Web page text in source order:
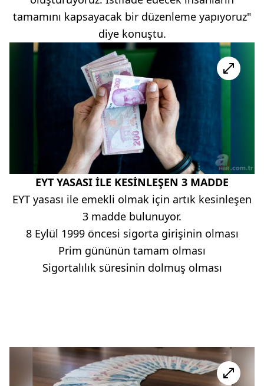
tamamını kapsayacak bir düzenleme yapıyoruz"
diye konuştu.
EYT YASASI İLE KESİNLEŞEN 3 MADDE
EYT yasası ile emekli olmak için artık kesinleşen
3 madde bulunuyor.
8 Eylül 1999 öncesi sigorta girişinin olması
Prim gününün tamam olması
Sigortalılık süresinin dolmuş olması